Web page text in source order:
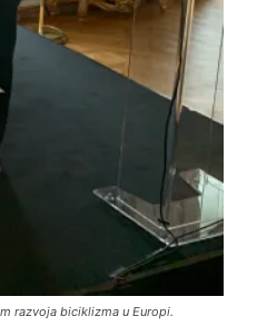
razvoja biciklizma u Europi.